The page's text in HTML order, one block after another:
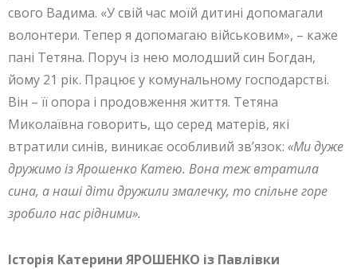
свого Вадима. «У свій час моїй дитині допомагали
волонтери. Тепер я допомагаю військовим», – каже
пані Тетяна. Поруч із нею молодший син Богдан,
йому 21 рік. Працює у комунальному господарстві.
Він – її опора і продовження життя. Тетяна
Миколаївна говорить, що серед матерів, які
втратили синів, виникає особливий зв’язок: «Ми дуже
дружимо із Ярошенко Катею. Вона теж втратила
сина, а наші діти дружили змалечку, то спільне горе
зробило нас рідними».
Історія Катерини ЯРОШЕНКО із Павлівки